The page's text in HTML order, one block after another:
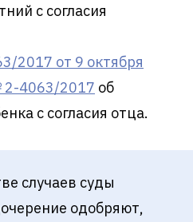
с согласия
2017 от 9 октября
2-4063/2017 об
с согласия отца.
случаев суды
одобряют,